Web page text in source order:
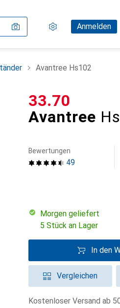
Einstellungen
KundenkontoAnmelden
Vergleichslisten
Merklisten
Warenkorb
Avantree Hs102
Avantree
CHF
33.70
49
Bewertungen
morgen geliefert
5 Stück an Lager
In den
Vergleichen
Kostenloser Versand ab